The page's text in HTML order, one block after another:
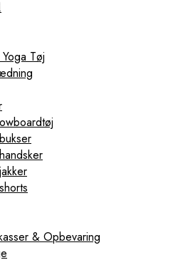
Tøj
& Opbevaring